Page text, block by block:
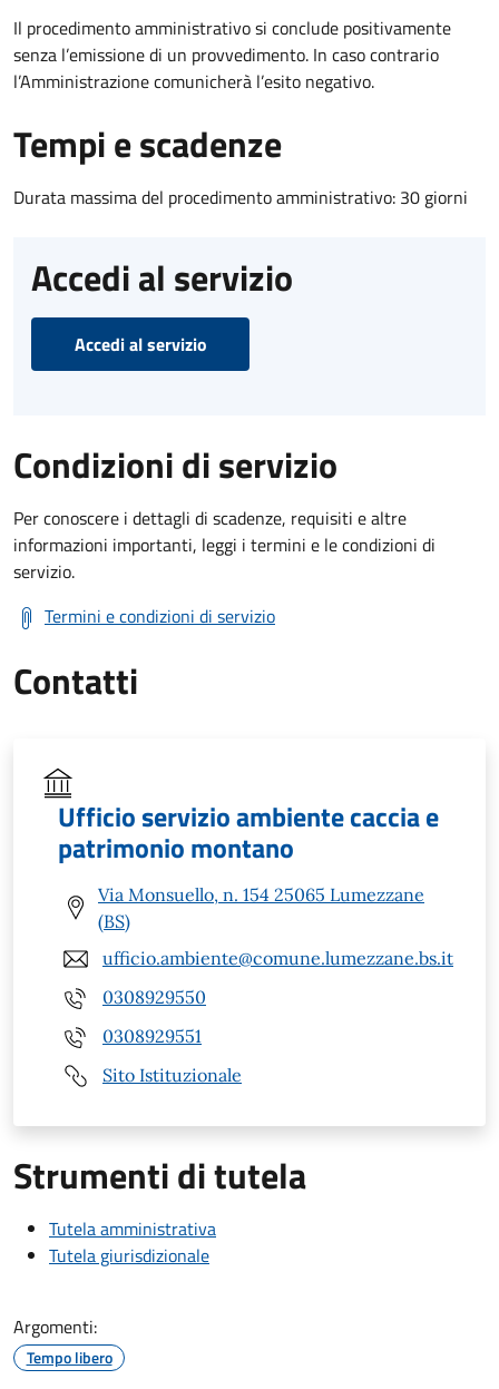
Il procedimento amministrativo si conclude positivamente
senza l’emissione di un provvedimento. In caso contrario
l’Amministrazione comunicherà l’esito negativo.
Tempi e scadenze
Durata massima del procedimento amministrativo: 30 giorni
Accedi al servizio
Accedi al servizio
Condizioni di servizio
Per conoscere i dettagli di scadenze, requisiti e altre
informazioni importanti, leggi i termini e le condizioni di
servizio.
Termini e condizioni di servizio
Contatti
Ufficio servizio ambiente caccia e
patrimonio montano
Via Monsuello, n. 154 25065 Lumezzane
(BS)
ufficio.ambiente@comune.lumezzane.bs.it
0308929550
0308929551
Sito Istituzionale
Strumenti di tutela
Tutela amministrativa
Tutela giurisdizionale
Argomenti:
Tempo libero